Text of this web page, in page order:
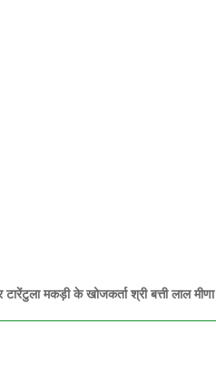
टारेंटुला मकड़ी के खोजकर्ता श्री बत्ती लाल मीणा